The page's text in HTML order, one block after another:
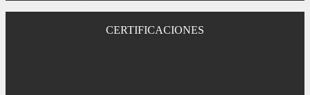
CERTIFICACIONES